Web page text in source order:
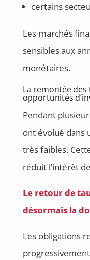
certains
Les marchés
sensibles aux
monétaires.
La remontée des
opportunités
Pendant
ont évolué dans
très faibles.
réduit l’intérêt
Le retour de
désormais la
Les obligations